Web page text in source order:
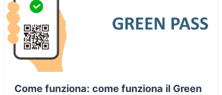
Come funziona: come funziona il Green